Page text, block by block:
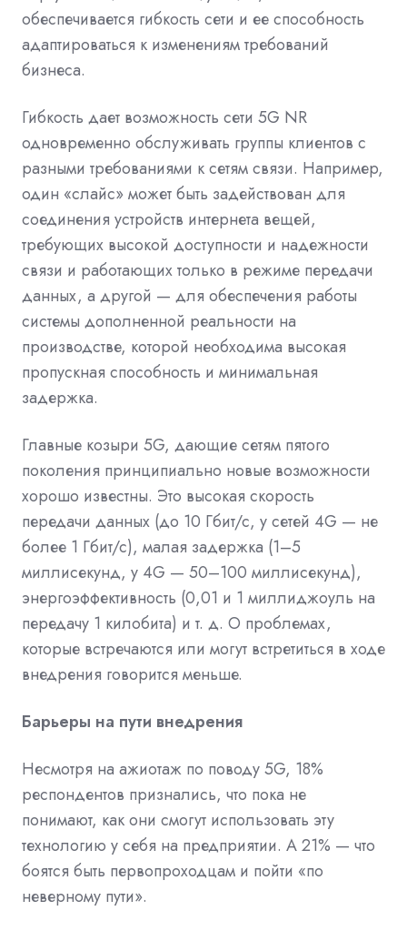
обеспечивается гибкость сети и ее способность
адаптироваться к изменениям требований
бизнеса.
Гибкость дает возможность сети 5G NR
одновременно обслуживать группы клиентов с
разными требованиями к сетям связи. Например,
один «слайс» может быть задействован для
соединения устройств интернета вещей,
требующих высокой доступности и надежности
связи и работающих только в режиме передачи
данных, а другой — для обеспечения работы
системы дополненной реальности на
производстве, которой необходима высокая
пропускная способность и минимальная
задержка.
Главные козыри 5G, дающие сетям пятого
поколения принципиально новые возможности
хорошо известны. Это высокая скорость
передачи данных (до 10 Гбит/с, у cетей 4G — не
более 1 Гбит/с), малая задержка (1–5
миллисекунд, у 4G — 50–100 миллисекунд),
энергоэффективность (0,01 и 1 миллиджоуль на
передачу 1 килобита) и т. д. О проблемах,
которые встречаются или могут встретиться в ходе
внедрения говорится меньше.
Барьеры на пути внедрения
Несмотря на ажиотаж по поводу 5G, 18%
респондентов признались, что пока не
понимают, как они смогут использовать эту
технологию у себя на предприятии. А 21% — что
боятся быть первопроходцам и пойти «по
неверному пути».